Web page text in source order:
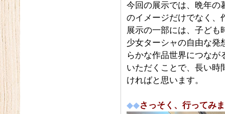
今回の展示では、晩年の
のイメージだけでなく、
展示の一部には、子ども
少女ターシャの自由な発
らかな作品世界につな
いただくことで、長い時
ければと思います。
◆◆さっそく、行ってみ